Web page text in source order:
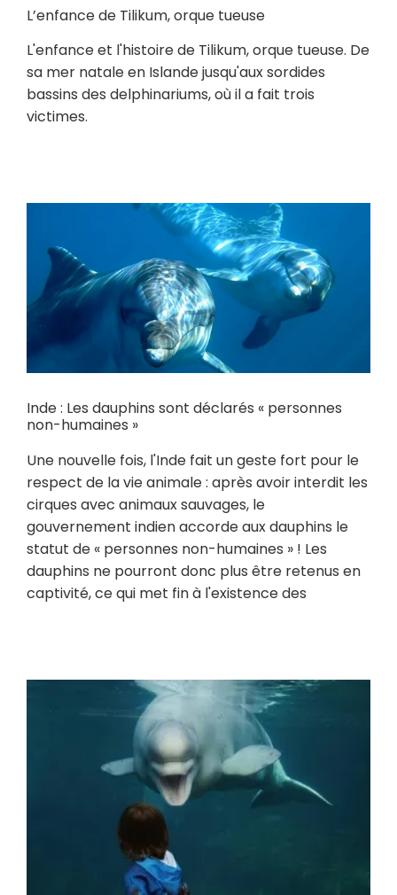
L’enfance de Tilikum, orque tueuse
L'enfance et l'histoire de Tilikum, orque tueuse. De
sa mer natale en Islande jusqu'aux sordides
bassins des delphinariums, où il a fait trois
victimes.
Inde : Les dauphins sont déclarés « personnes
non-humaines »
Une nouvelle fois, l'Inde fait un geste fort pour le
respect de la vie animale : après avoir interdit les
cirques avec animaux sauvages, le
gouvernement indien accorde aux dauphins le
statut de « personnes non-humaines » ! Les
dauphins ne pourront donc plus être retenus en
captivité, ce qui met fin à l'existence des